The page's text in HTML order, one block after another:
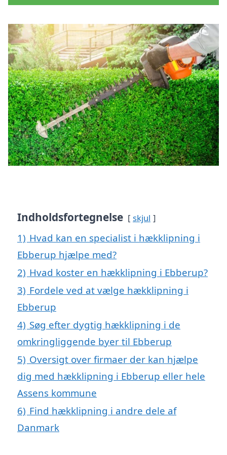
Indholdsfortegnelse skjul
1) Hvad kan en specialist i hækklipning i
Ebberup hjælpe med?
2) Hvad koster en hækklipning i Ebberup?
3) Fordele ved at vælge hækklipning i
Ebberup
4) Søg efter dygtig hækklipning i de
omkringliggende byer til Ebberup
5) Oversigt over firmaer der kan hjælpe
dig med hækklipning i Ebberup eller hele
Assens kommune
6) Find hækklipning i andre dele af
Danmark